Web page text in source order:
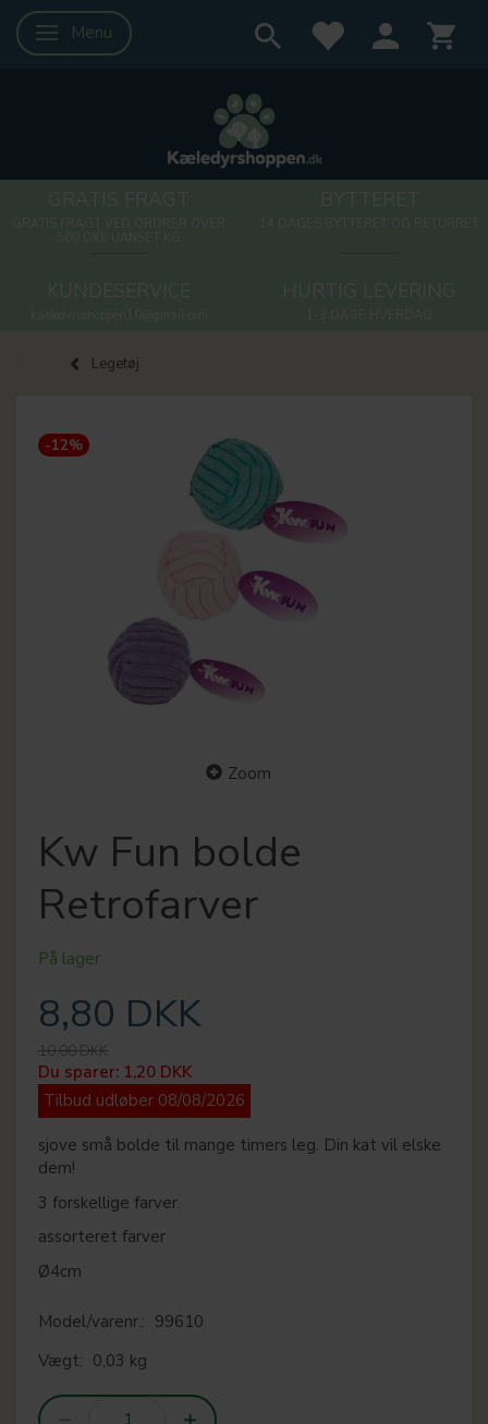
Skifte navigation
Menu
Legetøj
-12%
Zoom
Kw Fun bolde
Retrofarver
På lager
8,80 DKK
10,00 DKK
Du sparer: 1,20 DKK
Tilbud udløber 08/08/2026
sjove små bolde til mange timers leg. Din kat vil elske
dem!
3 forskellige farver.
assorteret farver
Ø4cm
Model/varenr.: 99610
Vægt: 0,03 kg